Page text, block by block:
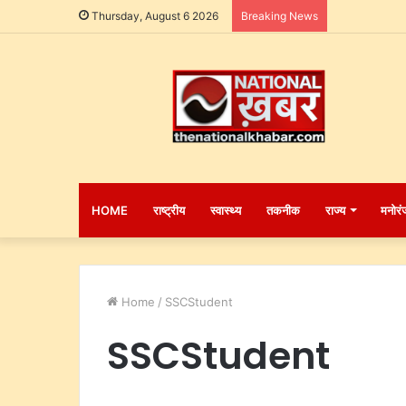
Thursday, August 6 2026 Breaking News
HOME राष्ट्रीय स्वास्थ्य तकनीक राज्य
Home / SSCStudent
SSCStudent